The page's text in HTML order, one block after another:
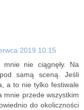
2019 10:15
nie ciągnęły. Na
samą sceną. Jeśli
a to nie tylko festiwale
mnie przede wszystkim
do okoliczności